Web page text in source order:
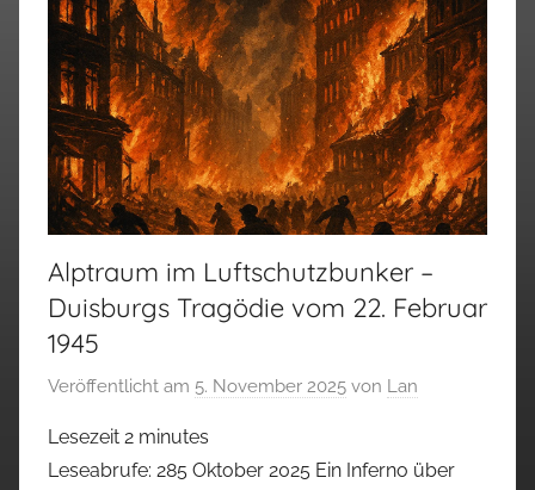
Alptraum im Luftschutzbunker –
Duisburgs Tragödie vom 22. Februar
1945
Veröffentlicht am 5. November 2025 von Lan
Lesezeit 2 minutes
Leseabrufe: 285 Oktober 2025 Ein Inferno über